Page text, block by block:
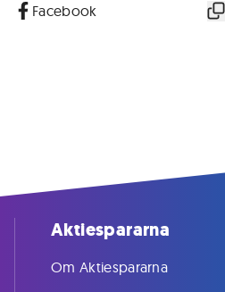
Facebook
Aktiespararna
Om Aktiespararna